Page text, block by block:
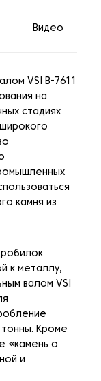
Видео
VSI B-7611
на
стадиях
камня из
к металлу,
валом VSI
тонны. Кроме
«камень о
и